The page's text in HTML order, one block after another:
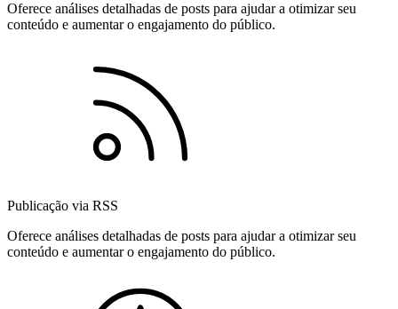
Oferece análises detalhadas de posts para ajudar a otimizar seu
conteúdo e aumentar o engajamento do público.
Publicação via RSS
Oferece análises detalhadas de posts para ajudar a otimizar seu
conteúdo e aumentar o engajamento do público.